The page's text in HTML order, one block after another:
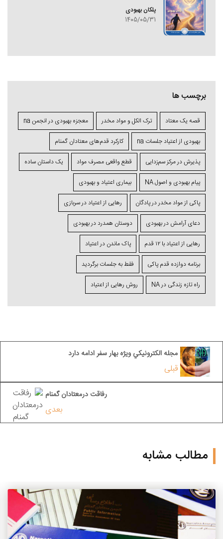
پلکان بهبودی
1405/05/31
برچسب ها
قصه یک معتاد ترک الکل و مواد مخدر معجزه بهبودی در انجمن na
بهبودی از اعتیاد جلسات na کارکرد قدم‌های معتادان گمنام
پذیرش در مرکز سم‌زدایی قطع واقعی مصرف مواد یک داستان ساده
پیام بهبودی و اصول NA بیماری اعتیاد و بهبودی
پاکی از مواد مخدر در پادگان رهایی از اعتیاد در سربازی
دعای آرامش در بهبودی دوستان همدرد در بهبودی
رهایی از اعتیاد با ۱۲ قدم پاک ماندن در اعتیاد
برنامه دوازده قدم پاکی فقط به جلسات برگردید
راه تازه زندگی در NA روش رهایی از اعتیاد
مجله الكترونيكي ویژه بهار سفر ادامه دارد
قبلی
رفاقت درمعتادان گمنام
بعدی
مطالب مشابه